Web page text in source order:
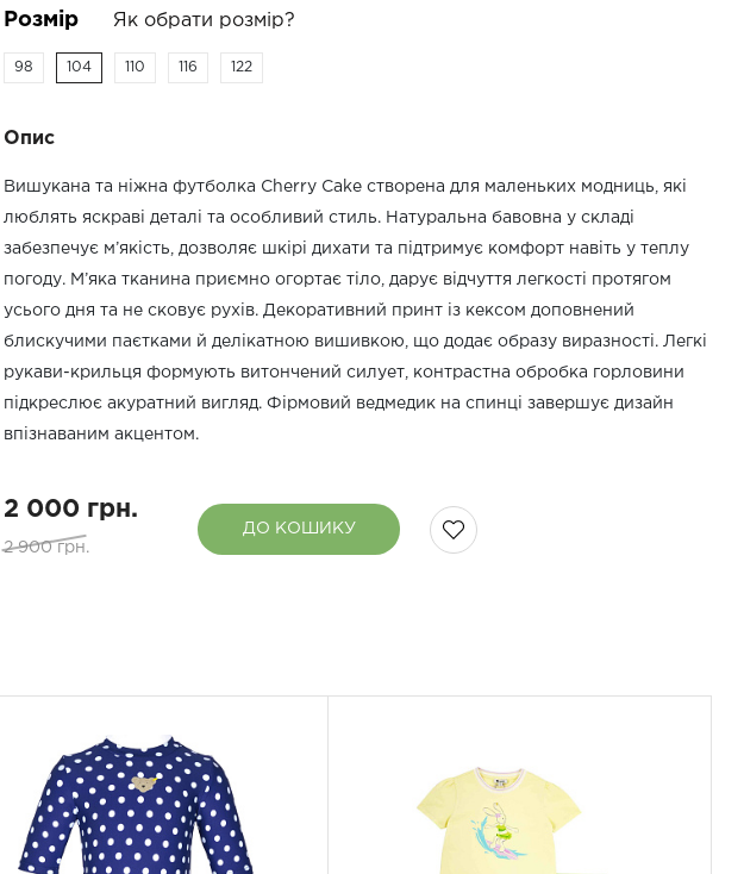
Розмір Як обрати розмір?
98 104 110 116 122
Опис
Вишукана та ніжна футболка Cherry Cake створена для маленьких модниць, які
люблять яскраві деталі та особливий стиль. Натуральна бавовна у складі
забезпечує м’якість, дозволяє шкірі дихати та підтримує комфорт навіть у теплу
погоду. М’яка тканина приємно огортає тіло, дарує відчуття легкості протягом
усього дня та не сковує рухів. Декоративний принт із кексом доповнений
блискучими паєтками й делікатною вишивкою, що додає образу виразності. Легкі
рукави-крильця формують витончений силует, контрастна обробка горловини
підкреслює акуратний вигляд. Фірмовий ведмедик на спинці завершує дизайн
впізнаваним акцентом.
2 000 грн.
2 900 грн.
ДО КОШИКУ